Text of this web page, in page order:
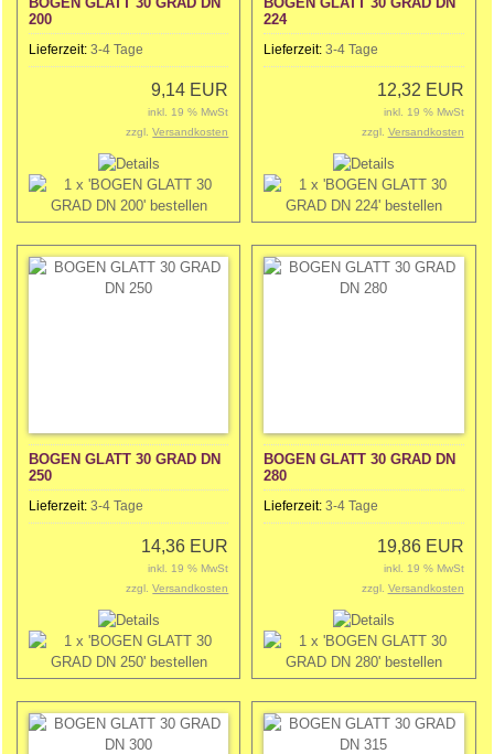
200
Lieferzeit: 3-4 Tage
9,14 EUR
inkl. 19 % MwSt
zzgl.Versandkosten
224
Lieferzeit:3-4 Tage
12,32 EUR
inkl. 19 % MwSt
zzgl. Versandkosten
BOGEN GLATT 30 GRAD DN
250
Lieferzeit: 3-4 Tage
14,36 EUR
inkl. 19 % MwSt
zzgl.Versandkosten
BOGEN GLATT 30 GRAD DN
280
Lieferzeit:3-4 Tage
19,86 EUR
inkl. 19 % MwSt
zzgl. Versandkosten